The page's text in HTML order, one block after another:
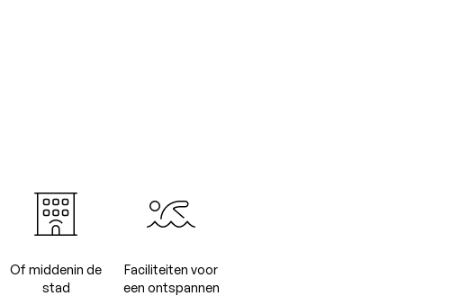
Of middenin de
stad
Faciliteiten voor
een ontspannen